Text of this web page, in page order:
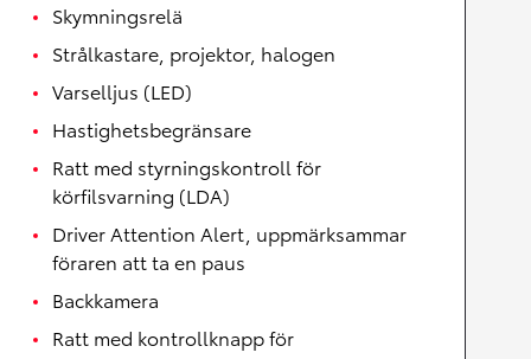
Skymningsrelä
Strålkastare, projektor, halogen
Varselljus (LED)
Hastighetsbegränsare
Ratt med styrningskontroll för
körfilsvarning (LDA)
Driver Attention Alert, uppmärksammar
föraren att ta en paus
Backkamera
Ratt med kontrollknapp för